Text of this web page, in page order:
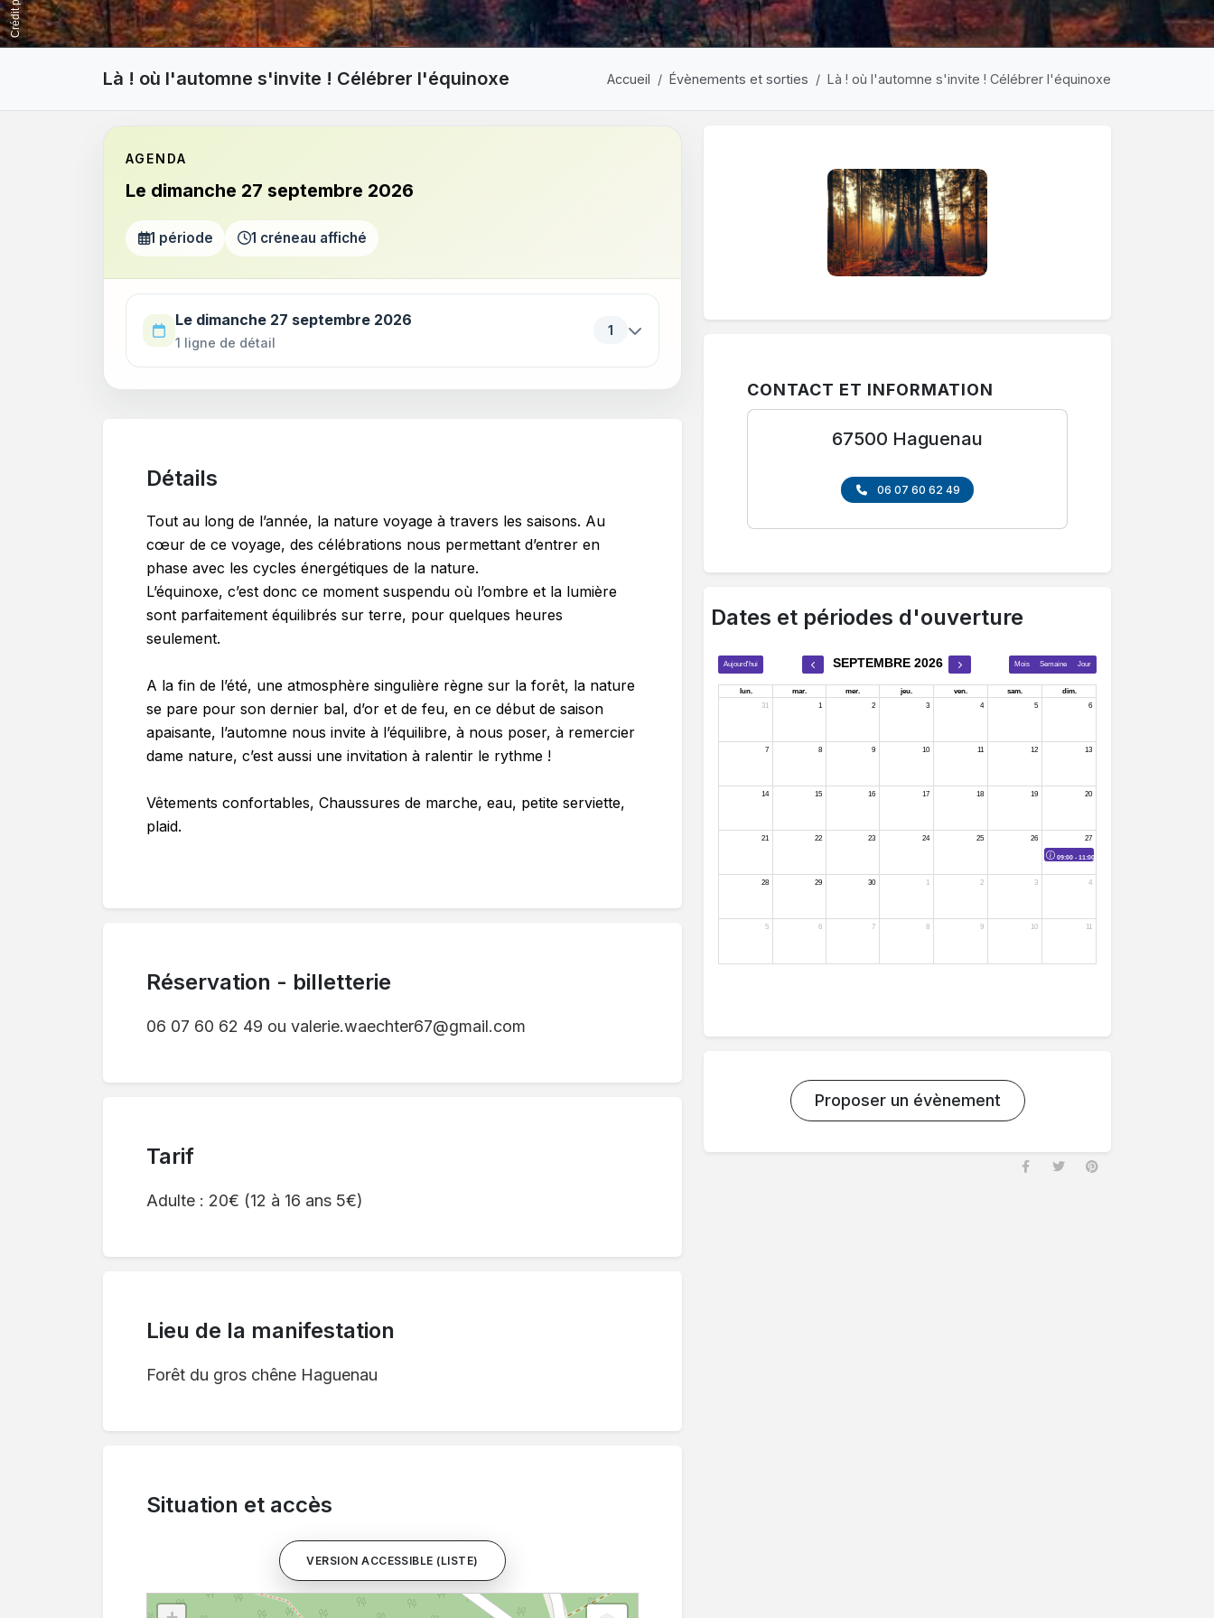
Là ! où l'automne s'invite ! Célébrer l'équinoxe Accueil Évènements et sorties Là ! où l'automne s'invite ! Célébrer l'équinoxe
AGENDA
Le dimanche 27 septembre 2026
1 période 1 créneau affiché
Le dimanche 27 septembre 2026
1 ligne de détail
1
Détails
Tout au long de l’année, la nature voyage à travers les saisons. Au
cœur de ce voyage, des célébrations nous permettant d’entrer en
phase avec les cycles énergétiques de la nature.
L’équinoxe, c’est donc ce moment suspendu où l’ombre et la lumière
sont parfaitement équilibrés sur terre, pour quelques heures
seulement.
A la fin de l’été, une atmosphère singulière règne sur la forêt, la nature
se pare pour son dernier bal, d’or et de feu, en ce début de saison
apaisante, l’automne nous invite à l’équilibre, à nous poser, à remercier
dame nature, c’est aussi une invitation à ralentir le rythme !
Vêtements confortables, Chaussures de marche, eau, petite serviette,
plaid.
Réservation - billetterie
06 07 60 62 49 ou valerie.waechter67@gmail.com
Tarif
Adulte : 20€ (12 à 16 ans 5€)
Lieu de la manifestation
Forêt du gros chêne Haguenau
Situation et accès
VERSION ACCESSIBLE (LISTE)
CONTACT ET INFORMATION
67500 Haguenau
06 07 60 62 49
Dates et périodes d'ouverture
Proposer un évènement